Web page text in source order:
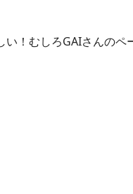
！むしろGAIさんの